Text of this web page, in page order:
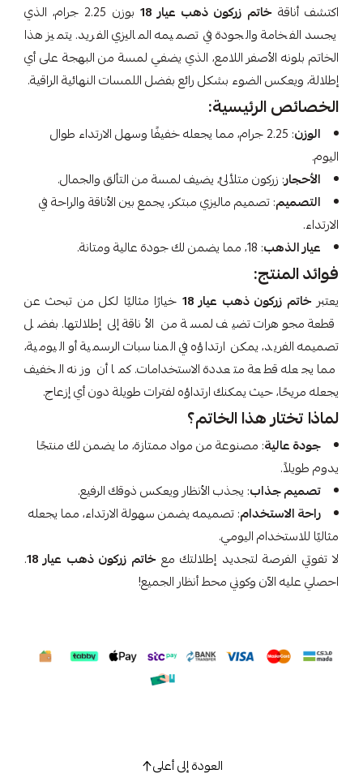
اكتشف أناقة خاتم زركون ذهب عيار 18
بوزن 2.25 جرام، الذي
يجسد الفخامة والجودة في تصميمه الماليزي الفريد. يتميز هذا
الخاتم بلونه الأصفر اللامع، الذي يضفي لمسة من البهجة على أي
إطلالة، ويعكس الضوء بشكل رائع بفضل اللمسات النهائية الراقية.
الخصائص الرئيسية:
الوزن
: 2.25 جرام، مما يجعله خفيفًا وسهل الارتداء طوال
اليوم.
الأحجار: زركون متلألئ، يضيف لمسة من التألق والجمال.
التصميم: تصميم ماليزي مبتكر، يجمع بين الأناقة والراحة في
الارتداء.
عيار الذهب: 18، مما يضمن لك جودة عالية ومتانة.
فوائد المنتج:
يعتبرخاتم زركون ذهب عيار 18
خيارًا مثاليًا لكل من تبحث عن
قطعة مجوهرات تضيف لمسة من الأناقة إلى إطلالتها. بفضل
تصميمه الفريد، يمكن ارتداؤه في المناسبات الرسمية أو اليومية،
مما يجعله قطعة متعددة الاستخدامات. كما أن وزنه الخفيف
يجعله مريحًا، حيث يمكنك ارتداؤه لفترات طويلة دون أي إزعاج.
لماذا تختار هذا الخاتم؟
جودة عالية: مصنوعة من مواد ممتازة، ما يضمن لك منتجًا
يدوم طويلاً.
تصميم جذاب: يجذب الأنظار ويعكس ذوقك الرفيع.
راحة الاستخدام: تصميمه يضمن سهولة الارتداء، مما يجعله
مثاليًا للاستخدام اليومي.
لا تفوتي الفرصة لتجديد إطلالتك مع خاتم زركون ذهب عيار 18
.
احصلي عليه الآن وكوني محط أنظار الجميع!
العودة إلى أعلى